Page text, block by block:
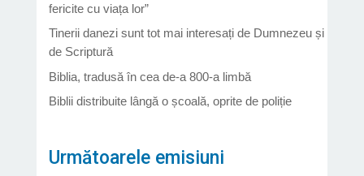
fericite cu viața lor”
Tinerii danezi sunt tot mai interesați de Dumnezeu și
de Scriptură
Biblia, tradusă în cea de-a 800-a limbă
Biblii distribuite lângă o școală, oprite de poliție
Următoarele emisiuni